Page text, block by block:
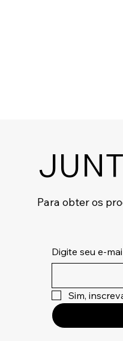
Para obter os
Digite seu e-
Sim,